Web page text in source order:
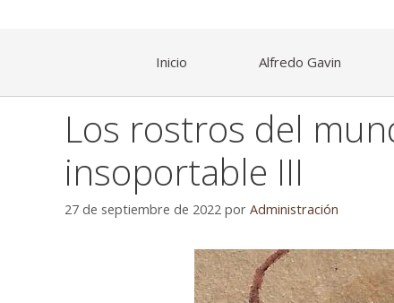
Inicio Alfredo Gavin
Los rostros del
insoportable III
27 de septiembre de 2022 por Administración